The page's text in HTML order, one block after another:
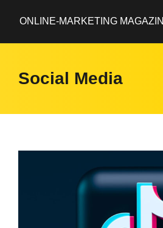
ONLINE-MARKETING MAGAZIN
Social Media